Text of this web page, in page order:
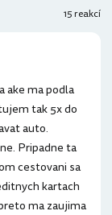
15 reakcí
ake ma podla
tak 5x do
auto.
Pripadne ta
cestovani sa
kartach
ma zaujima